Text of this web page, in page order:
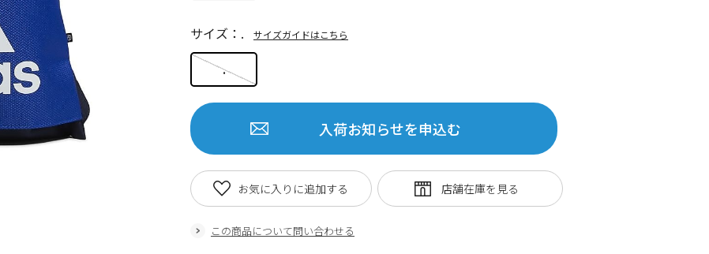
.
サイズ：. サイズガイドはこちら
入荷お知らせを申込む
この商品について問い合わせる
お気に入りに追加する